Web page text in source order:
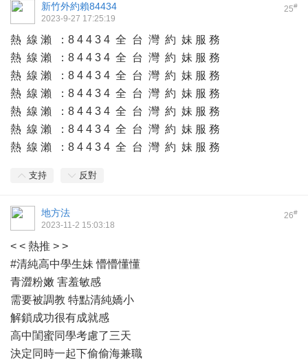
25#
新竹外約賴84434
2023-9-27 17:25:19
熱 線 瀨 ：8 4 4 3 4 全 台 灣 約 妹 服 務
熱 線 瀨 ：8 4 4 3 4 全 台 灣 約 妹 服 務
熱 線 瀨 ：8 4 4 3 4 全 台 灣 約 妹 服 務
熱 線 瀨 ：8 4 4 3 4 全 台 灣 約 妹 服 務
熱 線 瀨 ：8 4 4 3 4 全 台 灣 約 妹 服 務
熱 線 瀨 ：8 4 4 3 4 全 台 灣 約 妹 服 務
熱 線 瀨 ：8 4 4 3 4 全 台 灣 約 妹 服 務
支持 反對
26#
地方法
2023-11-2 15:03:18
< < 熱推 > >
#清純高中學生妹 懵懵懂懂
青澀粉嫩 害羞敏感
需要被調教 特點清純嬌小
解鎖成功很有成就感
高中閨蜜同學考慮了三天
決定同時一起下偷偷海兼職